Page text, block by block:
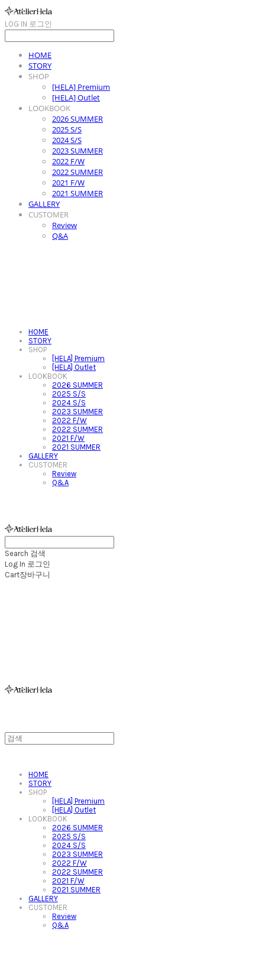
LOG IN 로그인
HOME
STORY
SHOP
[HELA] Premium
[HELA] Outlet
LOOKBOOK
2026 SUMMER
2025 S/S
2024 S/S
2023 SUMMER
2022 F/W
2022 SUMMER
2021 F/W
2021 SUMMER
GALLERY
CUSTOMER
Review
Q&A
HOME
STORY
SHOP
[HELA] Premium
[HELA] Outlet
LOOKBOOK
2026 SUMMER
2025 S/S
2024 S/S
2023 SUMMER
2022 F/W
2022 SUMMER
2021 F/W
2021 SUMMER
GALLERY
CUSTOMER
Review
Q&A
Search 검색
Log In 로그인
Cart장바구니
HOME
STORY
SHOP
[HELA] Premium
[HELA] Outlet
LOOKBOOK
2026 SUMMER
2025 S/S
2024 S/S
2023 SUMMER
2022 F/W
2022 SUMMER
2021 F/W
2021 SUMMER
GALLERY
CUSTOMER
Review
Q&A